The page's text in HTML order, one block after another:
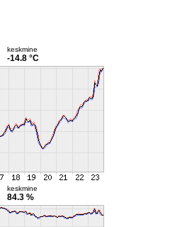
keskmine
-14.8 °C
keskmine
84.3 %